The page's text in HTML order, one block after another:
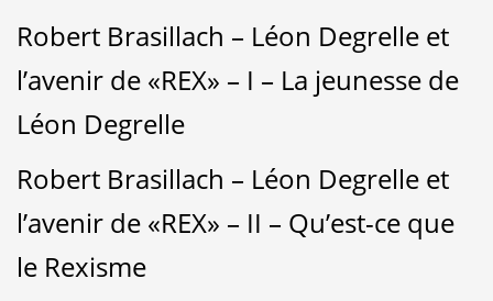
Robert Brasillach – Léon Degrelle et
l’avenir de «REX» – I – La jeunesse de
Léon Degrelle
Robert Brasillach – Léon Degrelle et
l’avenir de «REX» – II – Qu’est-ce que
le Rexisme